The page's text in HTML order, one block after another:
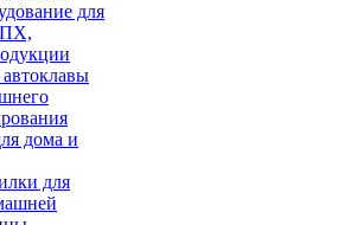
для
дома и
для